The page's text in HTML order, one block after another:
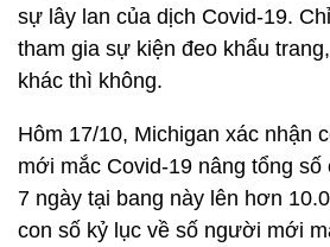
sự lây lan của dịch Covid-19.
tham gia sự kiện đeo khẩu
khác thì không.
Hôm 17/10, Michigan xác nhận
mới mắc Covid-19 nâng tổng số
7 ngày tại bang này lên hơn
con số kỷ lục về số người mới